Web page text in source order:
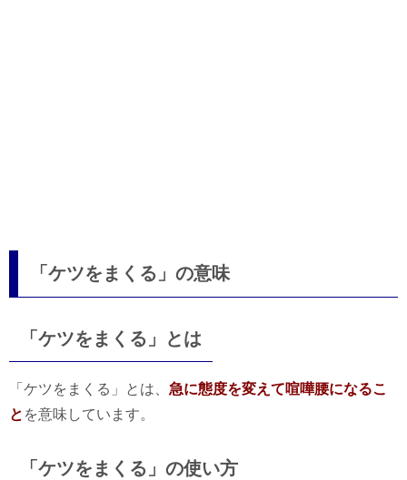
「ケツをまくる」の意味
「ケツをまくる」とは
「ケツをまくる」とは、 急に態度を変えて喧嘩腰になるこ
と を意味しています。
「ケツをまくる」の使い方